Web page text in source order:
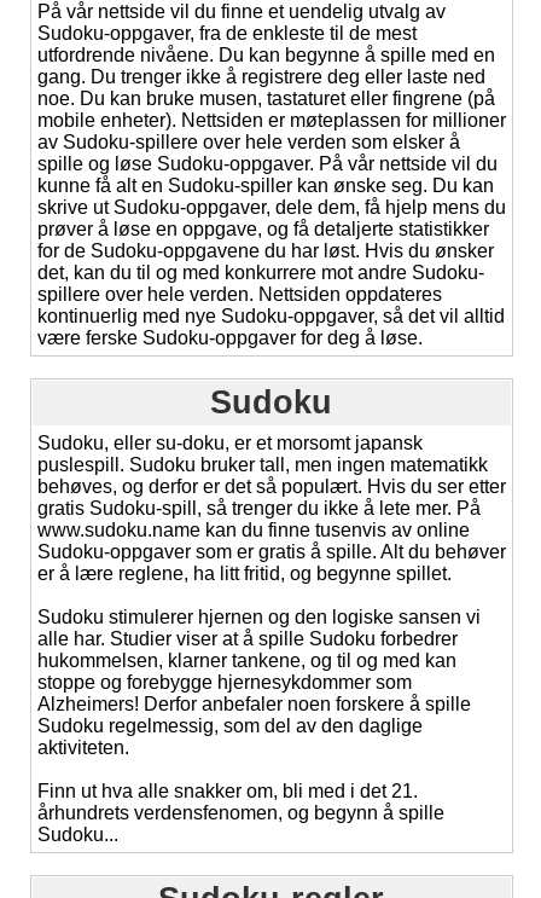
På vår nettside vil du finne et uendelig utvalg av
Sudoku-oppgaver, fra de enkleste til de mest
utfordrende nivåene. Du kan begynne å spille med en
gang. Du trenger ikke å registrere deg eller laste ned
noe. Du kan bruke musen, tastaturet eller fingrene (på
mobile enheter). Nettsiden er møteplassen for millioner
av Sudoku-spillere over hele verden som elsker å
spille og løse Sudoku-oppgaver. På vår nettside vil du
kunne få alt en Sudoku-spiller kan ønske seg. Du kan
skrive ut Sudoku-oppgaver, dele dem, få hjelp mens du
prøver å løse en oppgave, og få detaljerte statistikker
for de Sudoku-oppgavene du har løst. Hvis du ønsker
det, kan du til og med konkurrere mot andre Sudoku-
spillere over hele verden. Nettsiden oppdateres
kontinuerlig med nye Sudoku-oppgaver, så det vil alltid
være ferske Sudoku-oppgaver for deg å løse.
Sudoku
Sudoku, eller su-doku, er et morsomt japansk
puslespill. Sudoku bruker tall, men ingen matematikk
behøves, og derfor er det så populært. Hvis du ser etter
gratis Sudoku-spill, så trenger du ikke å lete mer. På
www.sudoku.name kan du finne tusenvis av online
Sudoku-oppgaver som er gratis å spille. Alt du behøver
er å lære reglene, ha litt fritid, og begynne spillet.
Sudoku stimulerer hjernen og den logiske sansen vi
alle har. Studier viser at å spille Sudoku forbedrer
hukommelsen, klarner tankene, og til og med kan
stoppe og forebygge hjernesykdommer som
Alzheimers! Derfor anbefaler noen forskere å spille
Sudoku regelmessig, som del av den daglige
aktiviteten.
Finn ut hva alle snakker om, bli med i det 21.
århundrets verdensfenomen, og begynn å spille
Sudoku...